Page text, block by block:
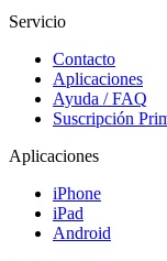
Servicio
Contacto
Aplicaciones
Ayuda / FAQ
Suscripción
Aplicaciones
iPhone
iPad
Android